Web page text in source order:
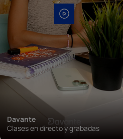
Davante
Clases en directo y grabadas